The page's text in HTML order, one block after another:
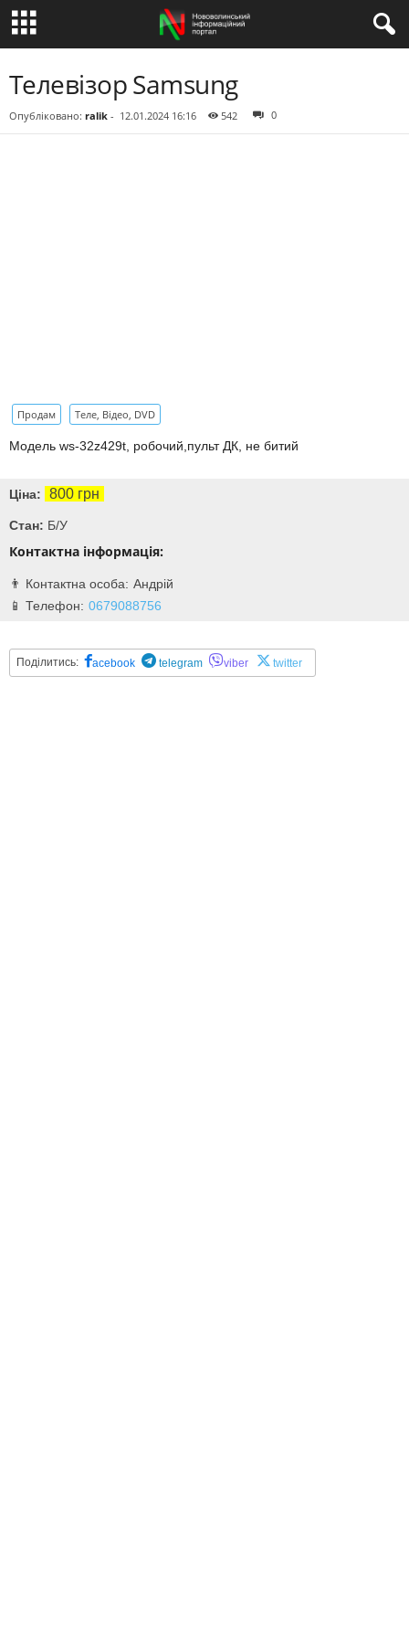
Телевізор Samsung
Опубліковано: ralik - 12.01.2024 16:16 542 0
Продам Теле, Відео, DVD
Модель ws-32z429t, робочий,пульт ДК, не битий
Контактна інформація:
Андрій
0679088756
Ціна: 800 грн
Стан: Б/У
Поділитись: acebook telegram viber twitter